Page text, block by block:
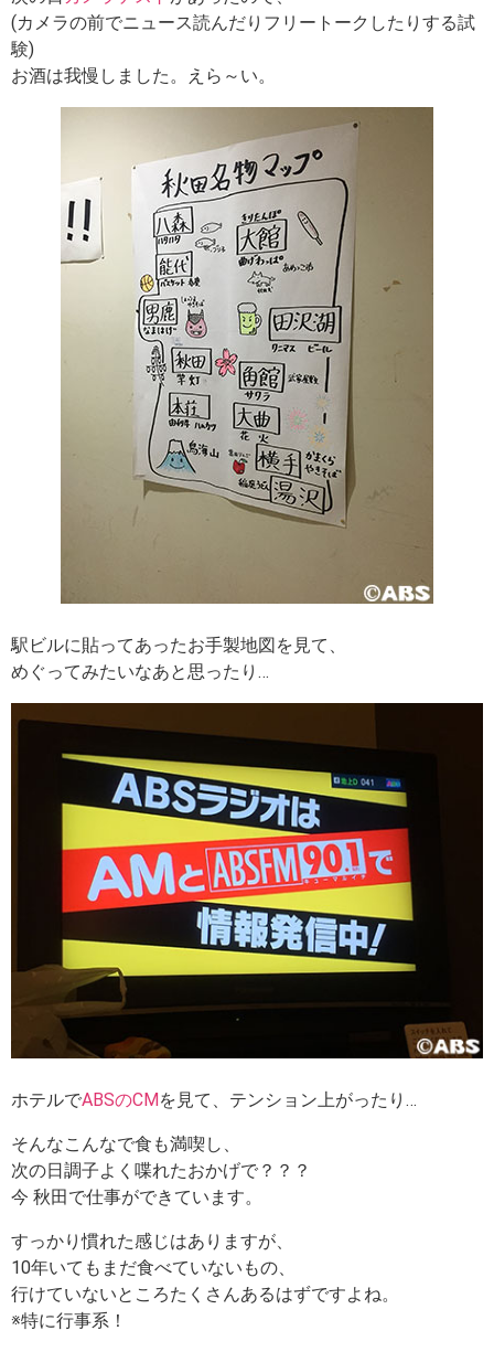
(カメラの前でニュース読んだりフリートークしたりする試
験)
お酒は我慢しました。えら～い。
駅ビルに貼ってあったお手製地図を見て、
めぐってみたいなあと思ったり…
ホテルでABSのCMを見て、テンション上がったり…
そんなこんなで食も満喫し、
次の日調子よく喋れたおかげで？？？
今 秋田で仕事ができています。
すっかり慣れた感じはありますが、
10年いてもまだ食べていないもの、
行けていないところたくさんあるはずですよね。
※特に行事系！